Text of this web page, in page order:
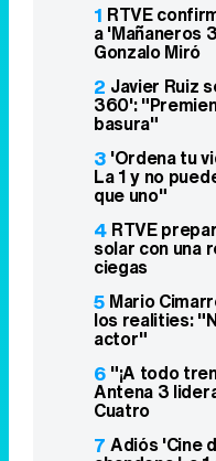
1 RTVE
a 'Mañaneros
Gonzalo Miró
2 Javier Ruiz
360':
basura"
3 'Ordena tu
La 1 y no
que uno"
4 RTVE
solar con una
ciegas
5 Mario
los realities:
actor"
6 "¡A todo
Antena 3
Cuatro
7 Adiós 'Cine